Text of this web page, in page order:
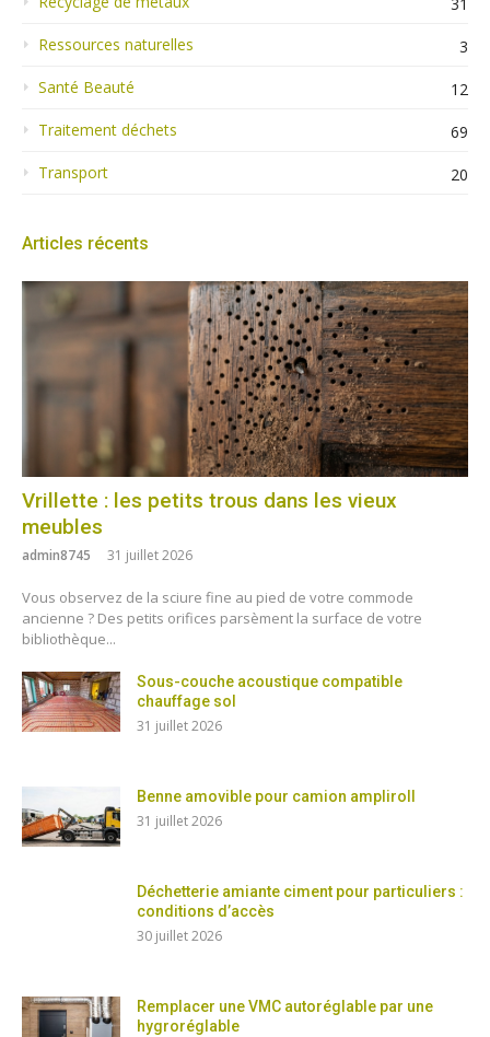
31
Ressources naturelles
3
Santé Beauté
12
Traitement déchets
69
Transport
20
Articles récents
Vrillette : les petits trous dans les vieux
meubles
admin8745 31 juillet 2026
Vous observez de la sciure fine au pied de votre commode
ancienne ? Des petits orifices parsèment la surface de votre
bibliothèque...
Sous-couche acoustique compatible
chauffage sol
31 juillet 2026
Benne amovible pour camion ampliroll
31 juillet 2026
Déchetterie amiante ciment pour particuliers :
conditions d’accès
30 juillet 2026
Remplacer une VMC autoréglable par une
hygroréglable